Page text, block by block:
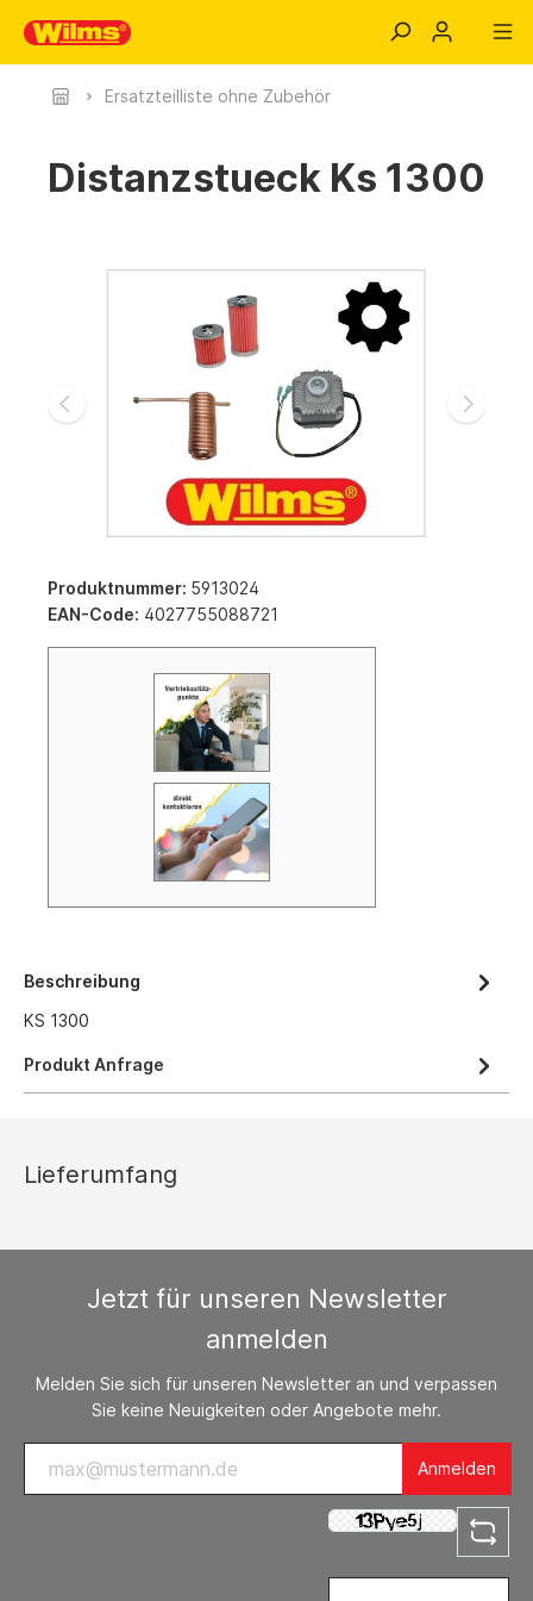
Ersatzteilliste ohne Zubehör
Distanzstueck Ks 1300
Produktnummer: 5913024
EAN-Code: 4027755088721
Beschreibung
KS 1300
Produkt Anfrage
Lieferumfang
Jetzt für unseren Newsletter
anmelden
Melden Sie sich für unseren Newsletter an und verpassen
Sie keine Neuigkeiten oder Angebote mehr.
Anmelden